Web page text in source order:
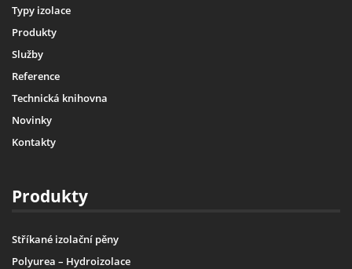
Typy izolace
Produkty
Služby
Reference
Technická knihovna
Novinky
Kontakty
Produkty
Stříkané izolační pěny
Polyurea – Hydroizolace